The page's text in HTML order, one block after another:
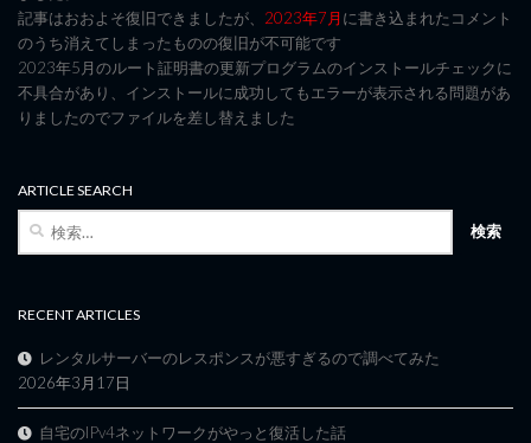
記事はおおよそ復旧できましたが、 2023年7月に書き込まれたコメント
のうち消えてしまったものの復旧が不可能です
2023年5月のルート証明書の更新プログラムのインストールチェックに
不具合があり、インストールに成功してもエラーが表示される問題があ
りましたのでファイルを差し替えました
ARTICLE SEARCH
RECENT ARTICLES
レンタルサーバーのレスポンスが悪すぎるので調べてみた
2026年3月17日
自宅のIPv4ネットワークがやっと復活した話